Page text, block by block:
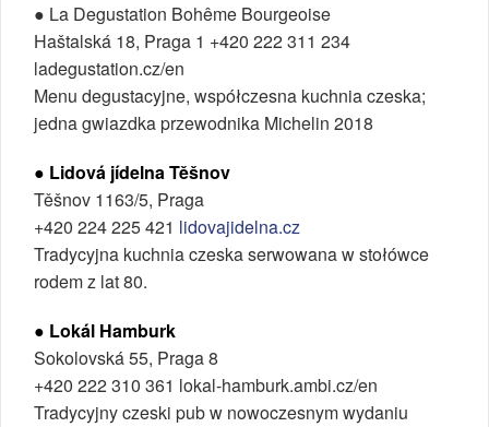
● La Degustation Bohême Bourgeoise
Haštalská 18, Praga 1 +420 222 311 234
ladegustation.cz/en
Menu degustacyjne, współczesna kuchnia czeska;
jedna gwiazdka przewodnika Michelin 2018
● Lidová jídelna Těšnov
Těšnov 1163/5, Praga
+420 224 225 421 lidovajidelna.cz
Tradycyjna kuchnia czeska serwowana w stołówce
rodem z lat 80.
● Lokál Hamburk
Sokolovská 55, Praga 8
+420 222 310 361 lokal-hamburk.ambi.cz/en
Tradycyjny czeski pub w nowoczesnym wydaniu